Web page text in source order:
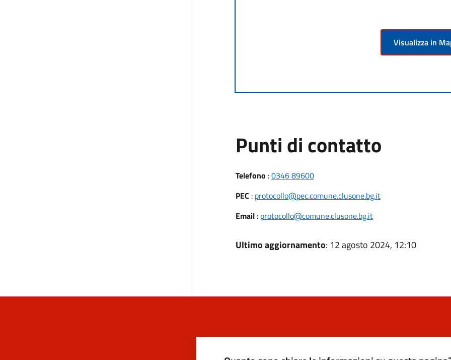
Visualizza in
Punti di contatto
Telefono :0346 89600
PEC : protocollo@pec.comune.clusone.bg.it
Email: protocollo@comune.clusone.bg.it
Ultimo aggiornamento: 12 agosto 2024, 12:10